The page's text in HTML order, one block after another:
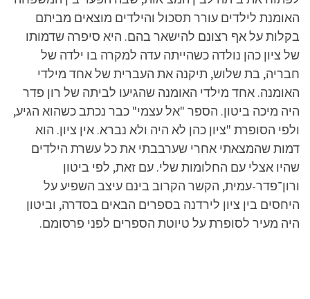
האומנת לילדים עורר תסכול והילדים מוצאים מביתם
בקלות על אף רצונם להישאר בהם. היא סיפרה שדמותו
של ציון כהן נולדה כשהייתה עדה למקרה בו ילדה של
חבריה, בת שלוש, תיקנה את העברית של אחד מילדי
האומנה. אחד מילדי האומנה שהגיעו לביתה של רון פדר
היה מיכה ביטון. הספר "אל עצמי" כבר נכתב כשהוא הגיע,
ולפי הסופרת "ציון כהן לא היה ולא נברא. אין ציון. הוא
דמות שהמצאתי אחרי שערבבתי את כל עשרת הילדים
שהיו אצלי עם החלומות שלי. עם זאת, לפי ביטון
ורון־פדר-עמית, הקשר הקרוב בינם עיצב השפיע על
היחסים בין ציון לירדנה בספרים הבאים בסדרה, וביטון
היה מעיר לסופרת על טיוטת הספרים לפני פרסומם.